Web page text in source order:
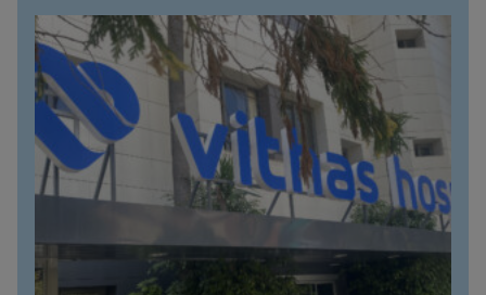
912 143 100